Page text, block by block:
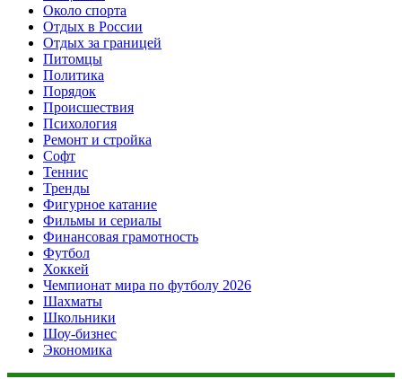
Около спорта
Отдых в России
Отдых за границей
Питомцы
Политика
Порядок
Происшествия
Психология
Ремонт и стройка
Софт
Теннис
Тренды
Фигурное катание
Фильмы и сериалы
Финансовая грамотность
Футбол
Хоккей
Чемпионат мира по футболу 2026
Шахматы
Школьники
Шоу-бизнес
Экономика